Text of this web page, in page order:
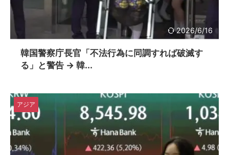
2026/6/16
韓国警察庁長官「不法行為に同調すれば破滅す
る」と警告 → 韓...
アジア